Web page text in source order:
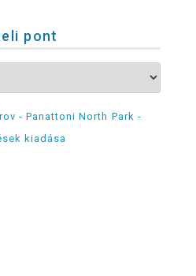
pont
- Panattoni North Park -
kiadása